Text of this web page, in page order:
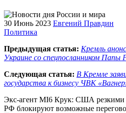
30 Июнь 2023 Евгений Правдин
Политика
Предыдущая статья: Кремль
Украине со спецпосланником Папы
Следующая статья: В Кремле
государства к бизнесу ЧВК
Экс-агент MI6 Крук: США резкими
РФ блокируют возможные